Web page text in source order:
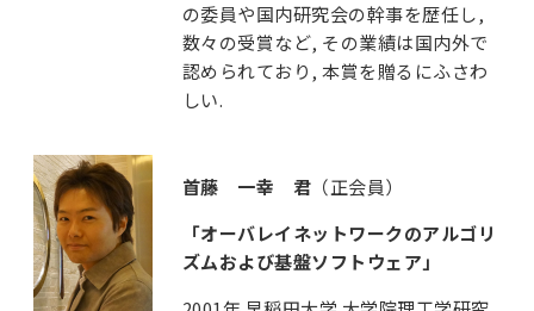
の委員や国内研究会の幹事を歴任し,
数々の受賞など, その業績は国内外で
認められており, 本賞を贈るにふさわ
しい.
首藤 一幸 君 （正会員）
「オーバレイネットワークのアルゴリ
ズムおよび基盤ソフトウェア」